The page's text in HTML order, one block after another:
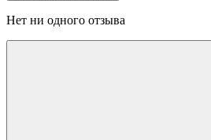
Нет ни одного отзыва